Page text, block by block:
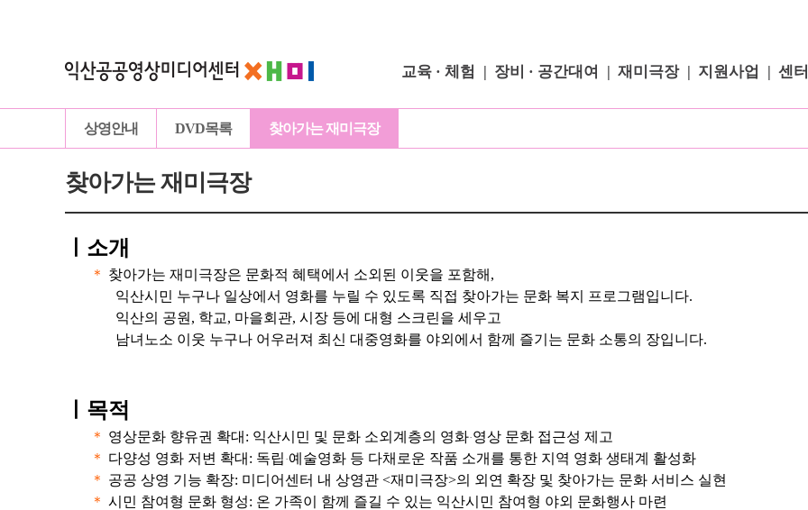
교육 · 체험 장비 · 공간대여 재미극장 지원사업 센
상영안내 DVD목록 찾아가는 재미극장
찾아가는 재미극장
소개
＊ 찾아가는 재미극장은 문화적 혜택에서 소외된 이웃을 포함해,
익산시민 누구나 일상에서 영화를 누릴 수 있도록 직접 찾아가는 문화 복지 프로그램입니다.
익산의 공원, 학교, 마을회관, 시장 등에 대형 스크린을 세우고
남녀노소 이웃 누구나 어우러져 최신 대중영화를 야외에서 함께 즐기는 문화 소통의 장입니다.
목적
＊ 영상문화 향유권 확대: 익산시민 및 문화 소외계층의 영화·영상 문화 접근성 제고
＊ 다양성 영화 저변 확대: 독립 ·예술영화 등 다채로운 작품 소개를 통한 지역 영화 생태계 활성화
＊ 공공 상영 기능 확장: 미디어센터 내 상영관 <재미극장>의 외연 확장 및 찾아가는 문화 서비스 실현
＊ 시민 참여형 문화 형성: 온 가족이 함께 즐길 수 있는 익산시민 참여형 야외 문화행사 마련